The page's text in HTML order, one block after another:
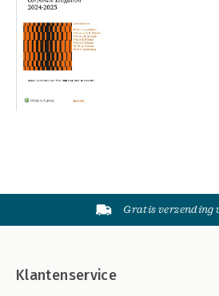
Gratis verzending
Klantenservice